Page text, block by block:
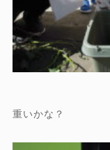
重いかな？